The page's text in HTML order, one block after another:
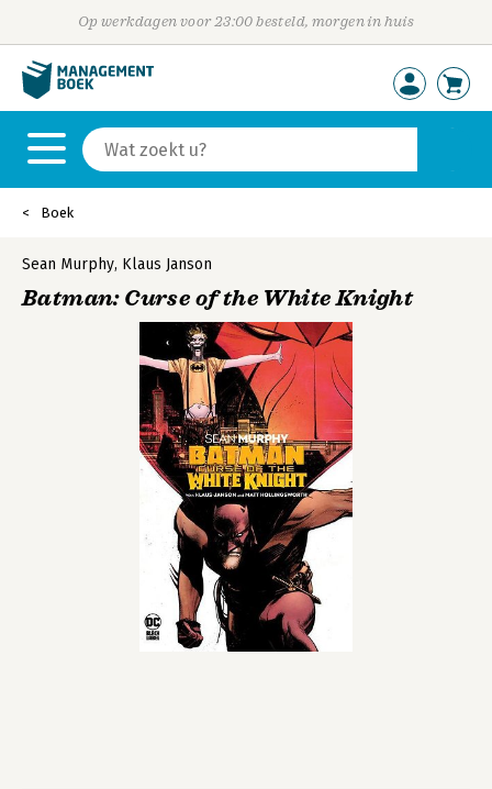
Op werkdagen voor 23:00 besteld, morgen in huis
Boek
Sean Murphy, Klaus Janson
Batman: Curse of the White Knight